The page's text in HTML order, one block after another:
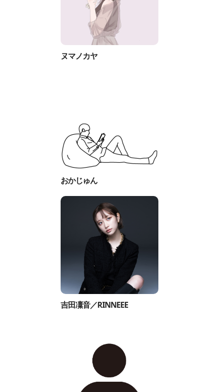
ヌマノカヤ
おかじゅん
吉田凜音／RINNEEE